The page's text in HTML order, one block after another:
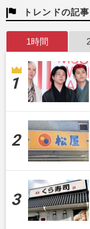
トレンドの記
1時間